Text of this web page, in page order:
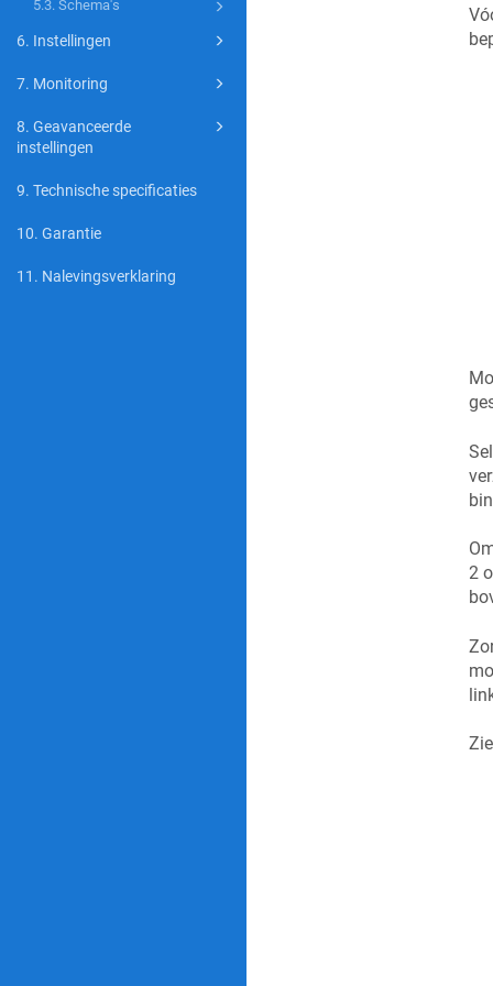
5.3. Schema's
6. Instellingen
7. Monitoring
8. Geavanceerde
instellingen
9. Technische specificaties
10. Garantie
11. Nalevingsverklaring
2